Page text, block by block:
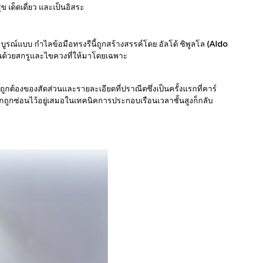
ด็ดเดี่ยว และเป็นอิสระ
รณ์แบบ กำไลข้อมือทรงรีนี้ถูกสร้างสรรค์โดย อัลโด้ ซิพูลโล (Aldo
วยสกรูและไขควงที่ให้มาโดยเฉพาะ
ต้องของสัดส่วนและรายละเอียดที่ปราณีตซึ่งเป็นครั้งแรกที่คาร์
อนไว้อยู่เสมอในเทคนิคการประกอบเรือนเวลาชั้นสูงก็กลับ